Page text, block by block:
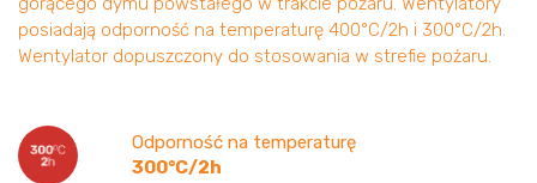
posiadają odporność na temperaturę 400°C/2h i 300°C/2h.
Wentylator dopuszczony do stosowania w strefie pożaru.
Odporność na temperaturę
300°C/2h